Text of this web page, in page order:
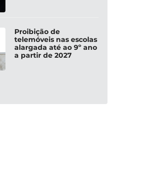
Proibição de
telemóveis nas escolas
alargada até ao 9º ano
a partir de 2027